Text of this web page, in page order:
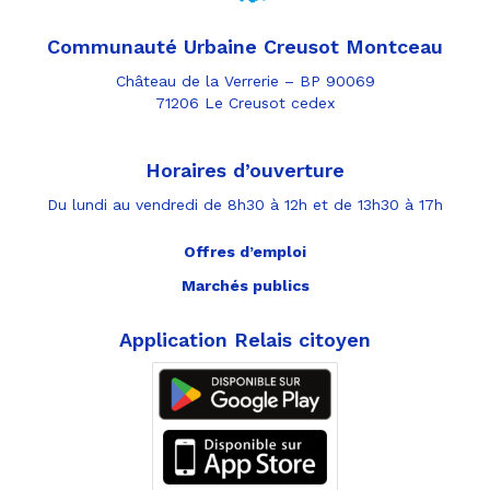
Communauté Urbaine Creusot Montceau
Château de la Verrerie – BP 90069
71206 Le Creusot cedex
Horaires d’ouverture
Du lundi au vendredi de 8h30 à 12h et de 13h30 à 17h
Offres d’emploi
Marchés publics
Application Relais citoyen